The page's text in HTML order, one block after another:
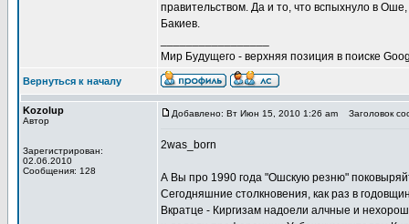
правительством. Да и то, что вспыхнуло в
Бакиев.
Мир Будущего - верхняя позиция в поиске
Вернуться к началу
Kozolup
Автор
Зарегистрирован:
02.06.2010
Сообщения: 128
Добавлено: Вт Июн 15, 2010 1:26 am Заголовок
2was_born
А Вы про 1990 года "Ошскую резню"
Сегодняшние столкновения, как раз в
Вкратце - Киргизам надоели алчные и